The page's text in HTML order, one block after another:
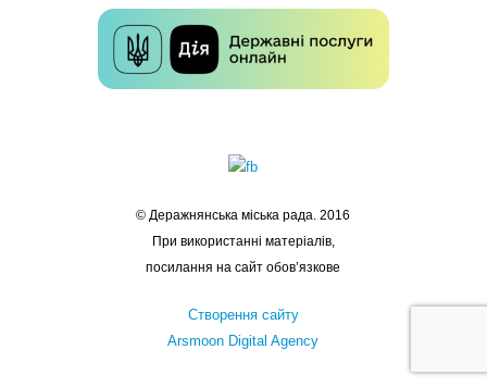
© Деражнянська міська рада. 2016
При використанні матеріалів,
посилання на сайт обов’язкове
Створення сайту
Arsmoon Digital Agency